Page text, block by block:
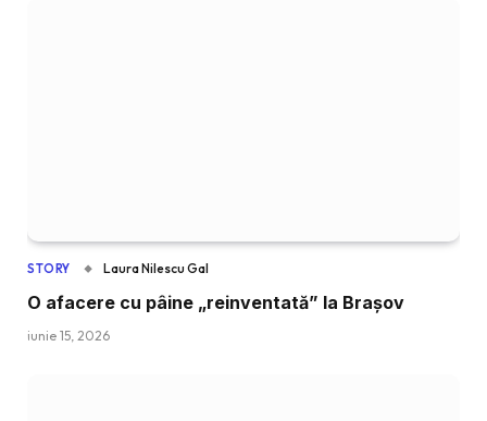
STORY Laura Nilescu Gal
O afacere cu pâine „reinventată” la Brașov
iunie 15, 2026